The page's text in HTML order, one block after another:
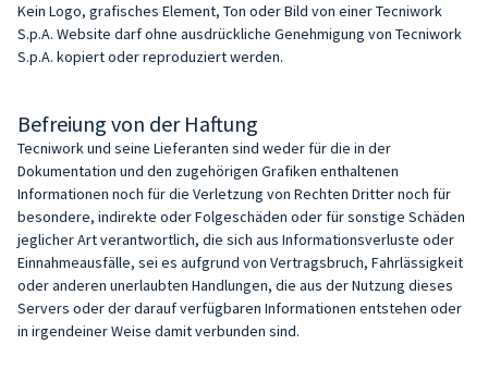
Kein Logo, grafisches Element, Ton oder Bild von einer Tecniwork
S.p.A. Website darf ohne ausdrückliche Genehmigung von Tecniwork
S.p.A. kopiert oder reproduziert werden.
Befreiung von der Haftung
Tecniwork und seine Lieferanten sind weder für die in der
Dokumentation und den zugehörigen Grafiken enthaltenen
Informationen noch für die Verletzung von Rechten Dritter noch für
besondere, indirekte oder Folgeschäden oder für sonstige Schäden
jeglicher Art verantwortlich, die sich aus Informationsverluste oder
Einnahmeausfälle, sei es aufgrund von Vertragsbruch, Fahrlässigkeit
oder anderen unerlaubten Handlungen, die aus der Nutzung dieses
Servers oder der darauf verfügbaren Informationen entstehen oder
in irgendeiner Weise damit verbunden sind.